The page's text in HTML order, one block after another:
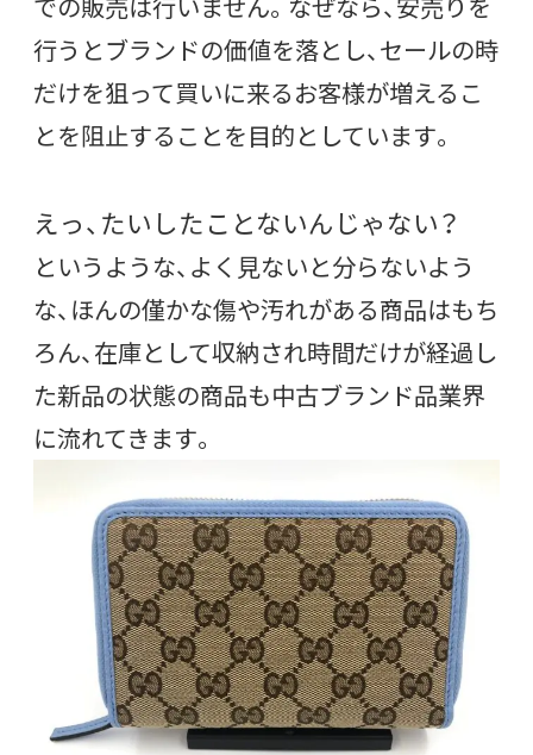
行うとブランドの価値を落とし、セールの時
だけを狙って買いに来るお客様が増えるこ
とを阻止することを目的としています。
えっ、たいしたことないんじゃない？
というような、よく見ないと分らないよう
な、ほんの僅かな傷や汚れがある商品はもち
ろん、在庫として収納され時間だけが経過し
た新品の状態の商品も中古ブランド品業界
に流れてきます。